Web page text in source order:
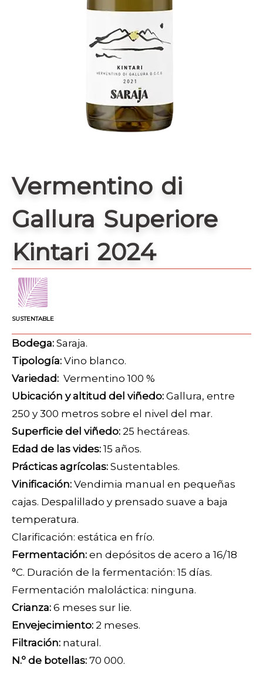
Vermentino di
Gallura Superiore
Kintari 2024
SUSTENTABLE
Bodega: Saraja.
Tipología: Vino blanco.
Variedad: Vermentino 100 %
Ubicación y altitud del viñedo: Gallura, entre
250 y 300 metros sobre el nivel del mar.
Superficie del viñedo: 25 hectáreas.
Edad de las vides: 15 años.
Prácticas agrícolas: Sustentables.
Vinificación: Vendimia manual en pequeñas
cajas. Despalillado y prensado suave a baja
temperatura.
Clarificación: estática en frío.
Fermentación: en depósitos de acero a 16/18
°C. Duración de la fermentación: 15 días.
Fermentación maloláctica: ninguna.
Crianza: 6 meses sur lie.
Envejecimiento: 2 meses.
Filtración: natural.
N.º de botellas: 70 000.